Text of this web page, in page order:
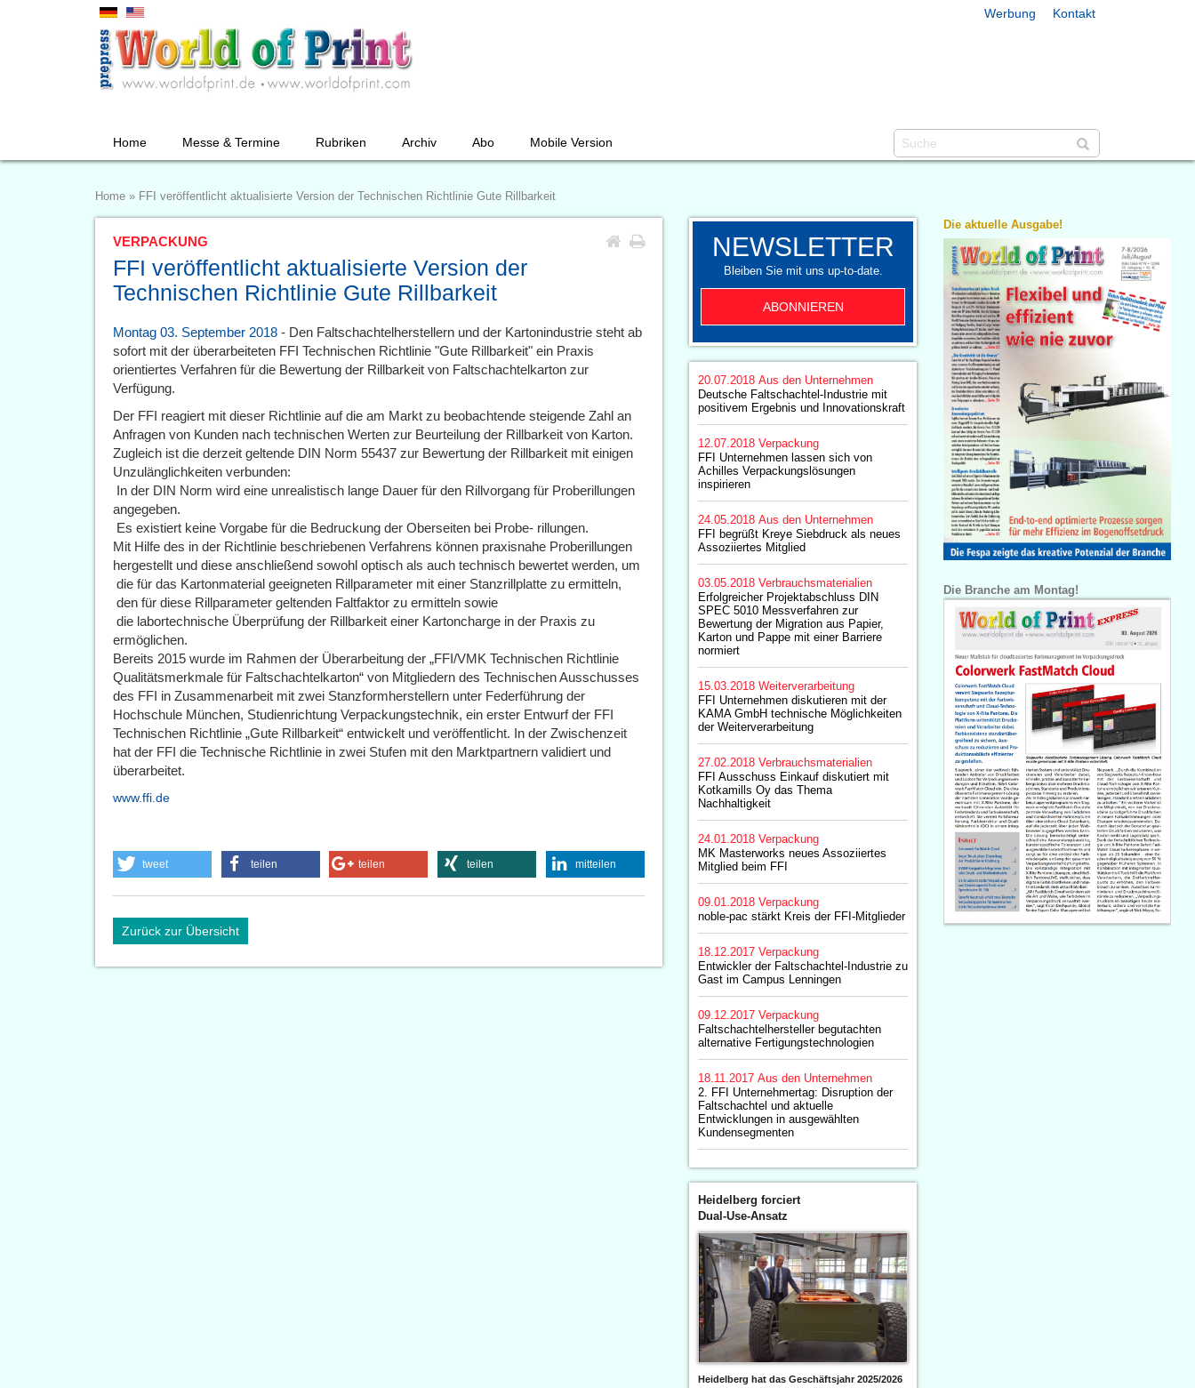
Werbung Kontakt
Home Messe & Termine Rubriken Archiv Abo Mobile Version
Home » FFI veröffentlicht aktualisierte Version der Technischen Richtlinie Gute Rillbarkeit
VERPACKUNG
FFI veröffentlicht aktualisierte Version der
Technischen Richtlinie Gute Rillbarkeit
Montag 03. September 2018 - Den Faltschachtelherstellern und der Kartonindustrie steht ab
sofort mit der überarbeiteten FFI Technischen Richtlinie "Gute Rillbarkeit" ein Praxis
orientiertes Verfahren für die Bewertung der Rillbarkeit von Faltschachtelkarton zur
Verfügung.
Der FFI reagiert mit dieser Richtlinie auf die am Markt zu beobachtende steigende Zahl an
Anfragen von Kunden nach technischen Werten zur Beurteilung der Rillbarkeit von Karton.
Zugleich ist die derzeit geltende DIN Norm 55437 zur Bewertung der Rillbarkeit mit einigen
Unzulänglichkeiten verbunden:
 In der DIN Norm wird eine unrealistisch lange Dauer für den Rillvorgang für Proberillungen
angegeben.
 Es existiert keine Vorgabe für die Bedruckung der Oberseiten bei Probe- rillungen.
Mit Hilfe des in der Richtlinie beschriebenen Verfahrens können praxisnahe Proberillungen
hergestellt und diese anschließend sowohl optisch als auch technisch bewertet werden, um
 die für das Kartonmaterial geeigneten Rillparameter mit einer Stanzrillplatte zu ermitteln,
 den für diese Rillparameter geltenden Faltfaktor zu ermitteln sowie
 die labortechnische Überprüfung der Rillbarkeit einer Kartoncharge in der Praxis zu
ermöglichen.
Bereits 2015 wurde im Rahmen der Überarbeitung der „FFI/VMK Technischen Richtlinie
Qualitätsmerkmale für Faltschachtelkarton“ von Mitgliedern des Technischen Ausschusses
des FFI in Zusammenarbeit mit zwei Stanzformherstellern unter Federführung der
Hochschule München, Studienrichtung Verpackungstechnik, ein erster Entwurf der FFI
Technischen Richtlinie „Gute Rillbarkeit“ entwickelt und veröffentlicht. In der Zwischenzeit
hat der FFI die Technische Richtlinie in zwei Stufen mit den Marktpartnern validiert und
überarbeitet.
www.ffi.de
tweet teilen teilen teilen mitteilen
Zurück zur Übersicht
NEWSLETTER
Bleiben Sie mit uns up-to-date.
ABONNIEREN
20.07.2018 Aus den Unternehmen
Deutsche Faltschachtel-Industrie mit
positivem Ergebnis und Innovationskraft
12.07.2018 Verpackung
FFI Unternehmen lassen sich von
Achilles Verpackungslösungen
inspirieren
24.05.2018 Aus den Unternehmen
FFI begrüßt Kreye Siebdruck als neues
Assoziiertes Mitglied
03.05.2018 Verbrauchsmaterialien
Erfolgreicher Projektabschluss DIN
SPEC 5010 Messverfahren zur
Bewertung der Migration aus Papier,
Karton und Pappe mit einer Barriere
normiert
15.03.2018 Weiterverarbeitung
FFI Unternehmen diskutieren mit der
KAMA GmbH technische Möglichkeiten
der Weiterverarbeitung
27.02.2018 Verbrauchsmaterialien
FFI Ausschuss Einkauf diskutiert mit
Kotkamills Oy das Thema
Nachhaltigkeit
24.01.2018 Verpackung
MK Masterworks neues Assoziiertes
Mitglied beim FFI
09.01.2018 Verpackung
noble-pac stärkt Kreis der FFI-Mitglieder
18.12.2017 Verpackung
Entwickler der Faltschachtel-Industrie zu
Gast im Campus Lenningen
09.12.2017 Verpackung
Faltschachtelhersteller begutachten
alternative Fertigungstechnologien
18.11.2017 Aus den Unternehmen
2. FFI Unternehmertag: Disruption der
Faltschachtel und aktuelle
Entwicklungen in ausgewählten
Kundensegmenten
Heidelberg forciert
Dual-Use-Ansatz
Heidelberg hat das Geschäftsjahr 2025/2026
Die aktuelle Ausgabe!
Die Branche am Montag!